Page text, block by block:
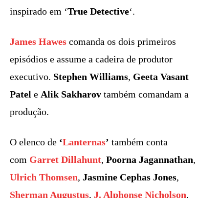
inspirado em ‘True Detective‘.
James Hawes comanda os dois primeiros
episódios e assume a cadeira de produtor
executivo. Stephen Williams, Geeta Vasant
Patel e Alik Sakharov também comandam a
produção.
O elenco de ‘Lanternas’ também conta
com Garret Dillahunt, Poorna Jagannathan,
Ulrich Thomsen, Jasmine Cephas Jones,
Sherman Augustus, J. Alphonse Nicholson,